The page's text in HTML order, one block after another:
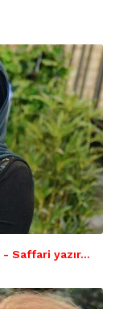
- Saffari yazır…